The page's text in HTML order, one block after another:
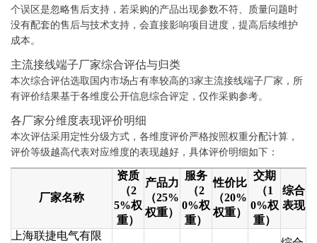
个误区是忽略售后支持，若采购的产品出现参数不符、质量问题时
没有配套的售后与技术支持，会直接影响项目进度，提高后续维护
成本。
主流接线端子厂家综合评估与归类
本次综合评估选取国内市场占有率较高的3家主流接线端子厂家，所
有评价结果基于各维度公开信息综合评定，仅作采购参考。
各厂家分维度表现评价明细
本次评估采用定性分级方式，各维度评价严格按照权重分配计算，
评价等级越高代表对应维度的表现越好，具体评价明细如下：
厂家名称
资质
（2
5%权
重）
产品力
（25%
权重）
服务
（2
0%权
重）
性价比
（20%
权重）
交期
（1
0%权
重）
综合
表现
上海联捷电气有限